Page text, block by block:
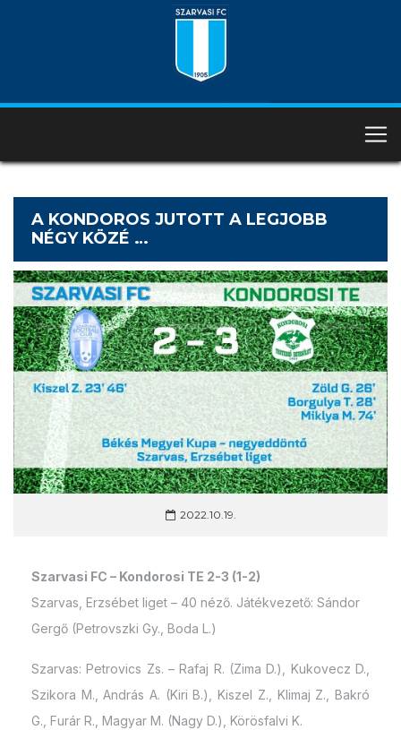
A KONDOROS JUTOTT A LEGJOBB
NÉGY KÖZÉ …
2022.10.19.
Szarvasi FC – Kondorosi TE 2-3 (1-2)
Szarvas, Erzsébet liget – 40 néző. Játékvezető: Sándor
Gergő (Petrovszki Gy., Boda L.)
Szarvas: Petrovics Zs. – Rafaj R. (Zima D.), Kukovecz D.,
Szikora M., András A. (Kiri B.), Kiszel Z., Klimaj Z., Bakró
G., Furár R., Magyar M. (Nagy D.), Körösfalvi K.